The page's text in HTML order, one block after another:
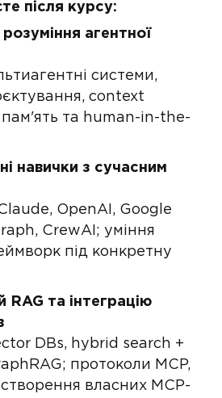
після курсу:
агентної
системи,
context
та human-in-the-
навички з сучасним
OpenAI, Google
CrewAI; уміння
під конкретну
RAG та інтеграцію
DBs, hybrid search +
протоколи MCP,
власних MCP-